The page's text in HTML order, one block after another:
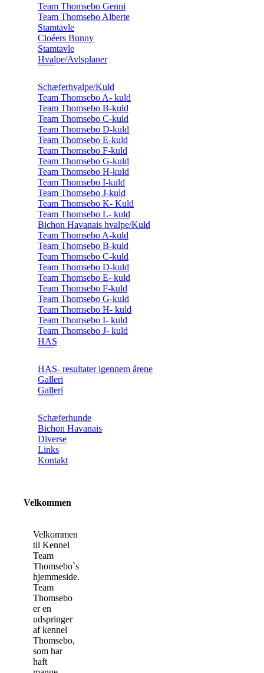
Team Thomsebo Genni
Team Thomsebo Alberte
Stamtavle
Cloéers Bunny
Stamtavle
Hvalpe/Avlsplaner
Schæferhvalpe/Kuld
Team Thomsebo A- kuld
Team Thomsebo B-kuld
Team Thomsebo C-kuld
Team Thomsebo D-kuld
Team Thomsebo E-kuld
Team Thomsebo F-kuld
Team Thomsebo G-kuld
Team Thomsebo H-kuld
Team Thomsebo I-kuld
Team Thomsebo J-kuld
Team Thomsebo K- Kuld
Team Thomsebo L- kuld
Bichon Havanais hvalpe/Kuld
Team Thomsebo A-kuld
Team Thomsebo B-kuld
Team Thomsebo C-kuld
Team Thomsebo D-kuld
Team Thomsebo E- kuld
Team Thomsebo F-kuld
Team Thomsebo G-kuld
Team Thomsebo H- kuld
Team Thomsebo I- kuld
Team Thomsebo J- kuld
HAS
HAS- resultater igennem årene
Galleri
Galleri
Schæferhunde
Bichon Havanais
Diverse
Links
Kontakt
Velkommen
Velkommen
til Kennel
Team
Thomsebo`s
hjemmeside.
Team
Thomsebo
er en
udspringer
af kennel
Thomsebo,
som har
haft